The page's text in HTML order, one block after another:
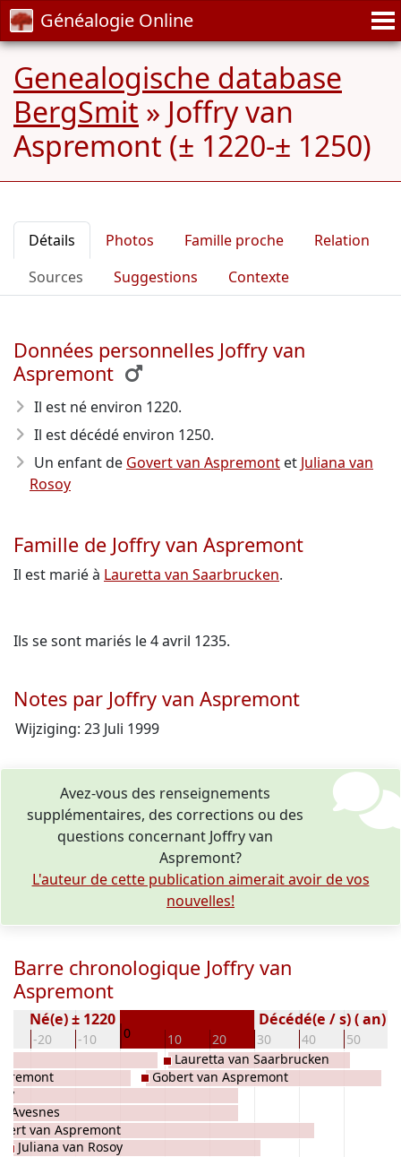
Généalogie Online
Genealogische database
BergSmit » Joffry van
Aspremont (± 1220-± 1250)
Détails Photos Famille proche
Relation
Sources
Suggestions Contexte
Données personnelles Joffry van
Aspremont
Il est né environ 1220.
Il est décédé environ 1250.
Un enfant de Govert van Aspremont et Juliana van
Rosoy
Famille de Joffry van Aspremont
Il est marié à Lauretta van Saarbrucken.
Ils se sont mariés le 4 avril 1235.
Notes par Joffry van Aspremont
Wijziging: 23 Juli 1999
Avez-vous des renseignements
supplémentaires, des corrections ou des
questions concernant Joffry van
Aspremont?
L'auteur de cette publication aimerait avoir de vos
nouvelles!
Barre chronologique Joffry van
Aspremont
-20 -10 0 10 20 30 40 50
Né(e) ± 1220 Décédé(e / s) ( an)
Avesnes
van Aspremont
Juliana van Rosoy
Gobert van Aspremont
Lauretta van Saarbrucken